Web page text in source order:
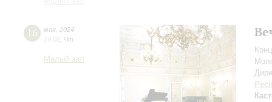
16 мая 2024
19:00 Чт
Малый зал